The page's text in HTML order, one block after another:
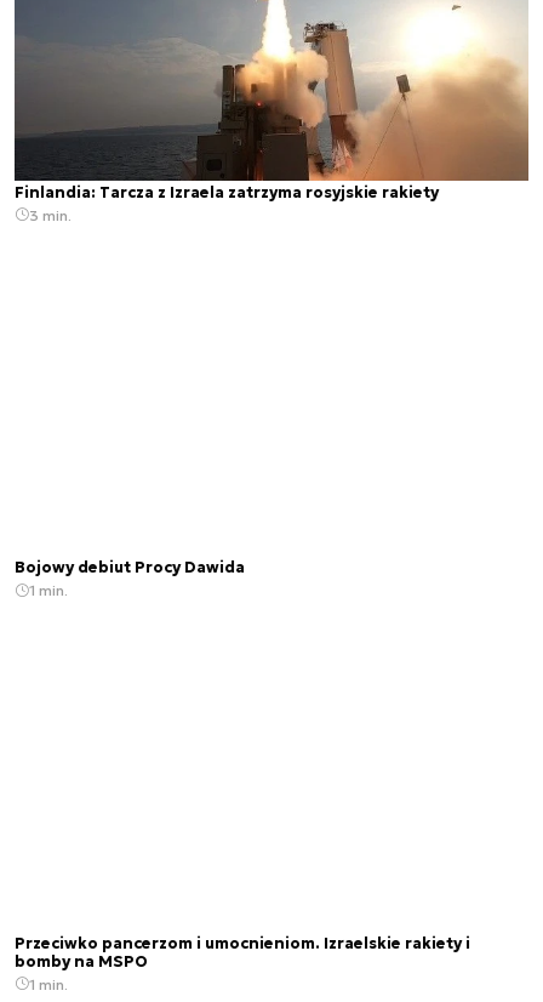
Finlandia: Tarcza z Izraela zatrzyma rosyjskie rakiety
3 min.
Bojowy debiut Procy Dawida
1 min.
Przeciwko pancerzom i umocnieniom. Izraelskie rakiety i
bomby na MSPO
1 min.